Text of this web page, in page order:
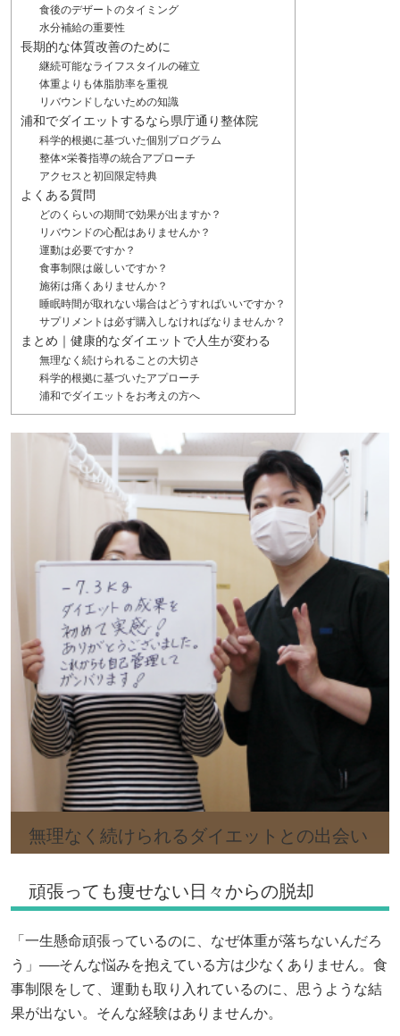
食後のデザートのタイミング
水分補給の重要性
長期的な体質改善のために
継続可能なライフスタイルの確立
体重よりも体脂肪率を重視
リバウンドしないための知識
浦和でダイエットするなら県庁通り整体院
科学的根拠に基づいた個別プログラム
整体×栄養指導の統合アプローチ
アクセスと初回限定特典
よくある質問
どのくらいの期間で効果が出ますか？
リバウンドの心配はありませんか？
運動は必要ですか？
食事制限は厳しいですか？
施術は痛くありませんか？
睡眠時間が取れない場合はどうすればいいですか？
サプリメントは必ず購入しなければなりませんか？
まとめ｜健康的なダイエットで人生が変わる
無理なく続けられることの大切さ
科学的根拠に基づいたアプローチ
浦和でダイエットをお考えの方へ
無理なく続けられるダイエットとの出会い
頑張っても痩せない日々からの脱却
「一生懸命頑張っているのに、なぜ体重が落ちないんだろ
う」──そんな悩みを抱えている方は少なくありません。食
事制限をして、運動も取り入れているのに、思うような結
果が出ない。そんな経験はありませんか。